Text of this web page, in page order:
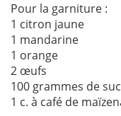
Pour la garniture :
1 citron jaune
1 mandarine
1 orange
2 œufs
100 grammes de
1 c. à café de